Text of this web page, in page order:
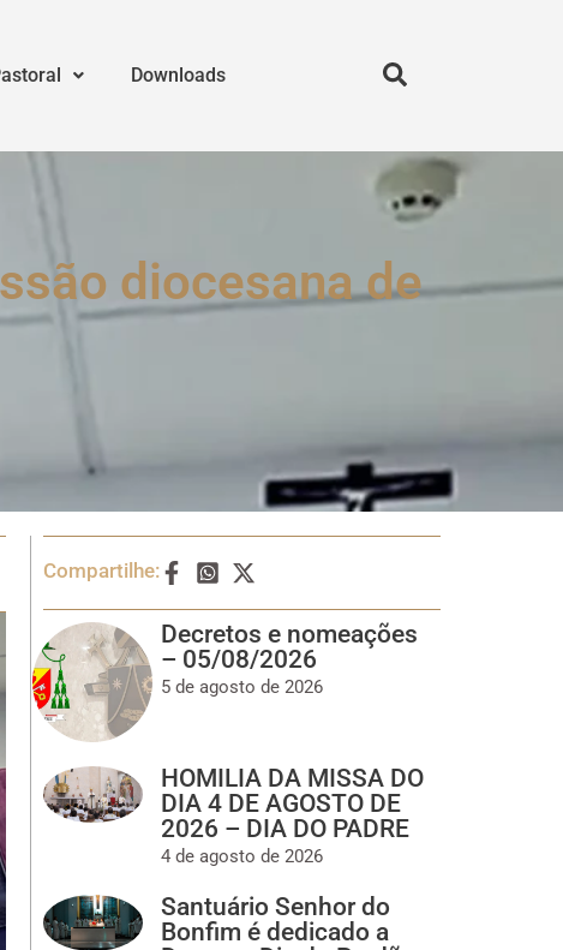
Downloads
diocesana de
Compartilhe:
Decretos e nomeações
– 05/08/2026
5 de agosto de 2026
HOMILIA DA MISSA DO
DIA 4 DE AGOSTO DE
2026 – DIA DO PADRE
4 de agosto de 2026
Santuário Senhor do
Bonfim é dedicado a